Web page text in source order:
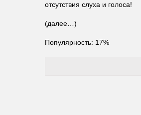
отсутствия слуха и голоса!
(далее…)
Популярность: 17%